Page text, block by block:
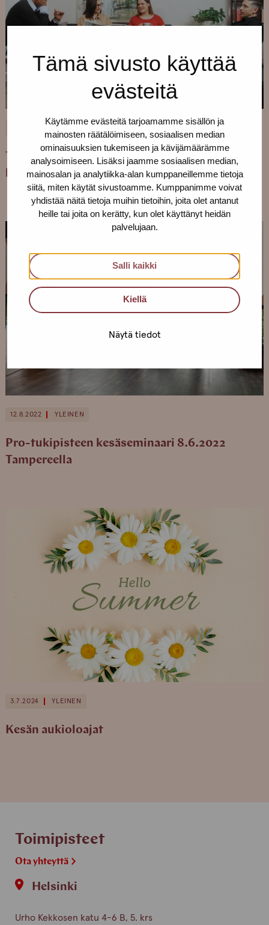
Tämä sivusto käyttää
evästeitä
Käytämme evästeitä tarjoamamme sisällön ja
mainosten räätälöimiseen, sosiaalisen median
ominaisuuksien tukemiseen ja kävijämäärämme
analysoimiseen. Lisäksi jaamme sosiaalisen median,
mainosalan ja analytiikka-alan kumppaneillemme tietoja
siitä, miten käytät sivustoamme. Kumppanimme voivat
yhdistää näitä tietoja muihin tietoihin, joita olet antanut
heille tai joita on kerätty, kun olet käyttänyt heidän
palvelujaan.
Salli kaikki
Kiellä
Näytä tiedot
YLEINEN
Tule Pro-tukipisteelle tekemään ja
kehittämään ihmiskaupan vastaista työtä!
12.8.2022 YLEINEN
Pro-tukipisteen kesäseminaari 8.6.2022
Tampereella
3.7.2024 YLEINEN
Kesän aukioloajat
Toimipisteet
Ota yhteyttä
Helsinki
Urho Kekkosen katu 4-6 B, 5. krs